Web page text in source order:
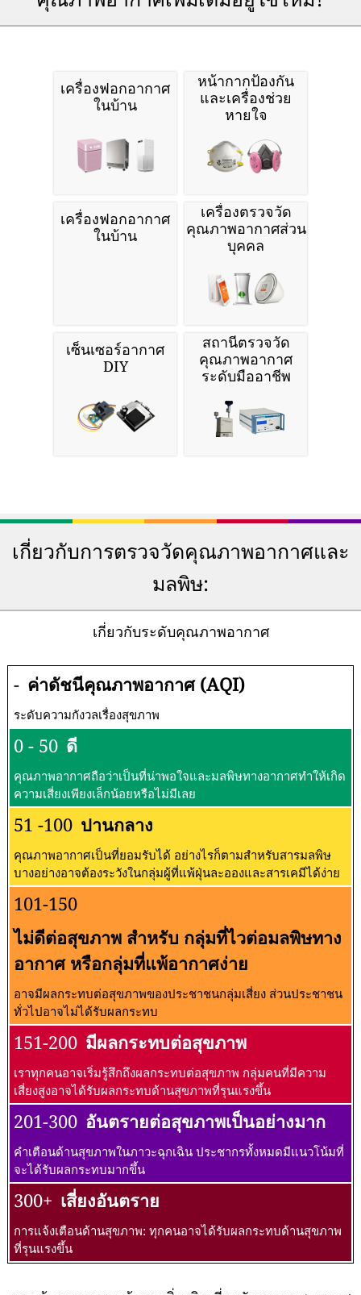
เครื่องฟอกอากาศ
ในบ้าน
หน้ากากป้องกัน
และเครื่องช่วย
หายใจ
เครื่องฟอกอากาศ
ในบ้าน
เครื่องตรวจวัด
คุณภาพอากาศส่วน
บุคคล
เซ็นเซอร์อากาศ
DIY
สถานีตรวจวัด
คุณภาพอากาศ
ระดับมืออาชีพ
เกี่ยวกับการตรวจวัดคุณภาพอากาศและ
มลพิษ:
เกี่ยวกับระดับคุณภาพอากาศ
- ค่าดัชนีคุณภาพอากาศ (AQI)
ระดับความกังวลเรื่องสุขภาพ
0 - 50 ดี
คุณภาพอากาศถือว่าเป็นที่น่าพอใจและมลพิษทางอากาศทำให้เกิด
ความเสี่ยงเพียงเล็กน้อยหรือไม่มีเลย
51 -100 ปานกลาง
คุณภาพอากาศเป็นที่ยอมรับได้ อย่างไรก็ตามสำหรับสารมลพิษ
บางอย่างอาจต้องระวังในกลุ่มผู้ที่แพ้ฝุ่นละอองและสารเคมีได้ง่าย
101-150
ไม่ดีต่อสุขภาพ สำหรับ กลุ่มที่ไวต่อมลพิษทาง
อากาศ หรือกลุ่มที่แพ้อากาศง่าย
อาจมีผลกระทบต่อสุขภาพของประชาชนกลุ่มเสี่ยง ส่วนประชาชน
ทั่วไปอาจไม่ได้รับผลกระทบ
151-200 มีผลกระทบต่อสุขภาพ
เราทุกคนอาจเริ่มรู้สึกถึงผลกระทบต่อสุขภาพ กลุ่มคนที่มีความ
เสี่ยงสูงอาจได้รับผลกระทบด้านสุขภาพที่รุนแรงขึ้น
201-300 อันตรายต่อสุขภาพเป็นอย่างมาก
คำเตือนด้านสุขภาพในภาวะฉุกเฉิน ประชากรทั้งหมดมีแนวโน้มที่
จะได้รับผลกระทบมากขึ้น
300+ เสี่ยงอันตราย
การแจ้งเตือนด้านสุขภาพ: ทุกคนอาจได้รับผลกระทบด้านสุขภาพ
ที่รุนแรงขึ้น